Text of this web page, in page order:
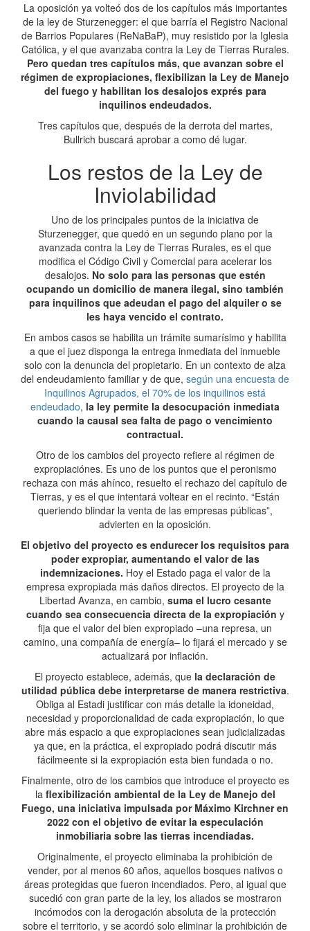
La oposición ya volteó dos de los capítulos más importantes
de la ley de Sturzenegger: el que barría el Registro Nacional
de Barrios Populares (ReNaBaP), muy resistido por la Iglesia
Católica, y el que avanzaba contra la Ley de Tierras Rurales.
Pero quedan tres capítulos más, que avanzan sobre el
régimen de expropiaciones, flexibilizan la Ley de Manejo
del fuego y habilitan los desalojos exprés para
inquilinos endeudados.
Tres capítulos que, después de la derrota del martes,
Bullrich buscará aprobar a como dé lugar.
Los restos de la Ley de
Inviolabilidad
Uno de los principales puntos de la iniciativa de
Sturzenegger, que quedó en un segundo plano por la
avanzada contra la Ley de Tierras Rurales, es el que
modifica el Código Civil y Comercial para acelerar los
desalojos. No solo para las personas que estén
ocupando un domicilio de manera ilegal, sino también
para inquilinos que adeudan el pago del alquiler o se
les haya vencido el contrato.
En ambos casos se habilita un trámite sumarísimo y habilita
a que el juez disponga la entrega inmediata del inmueble
solo con la denuncia del propietario. En un contexto de alza
del endeudamiento familiar y de que, según una encuesta de
Inquilinos Agrupados, el 70% de los inquilinos está
endeudado, la ley permite la desocupación inmediata
cuando la causal sea falta de pago o vencimiento
contractual.
Otro de los cambios del proyecto refiere al régimen de
expropiaciónes. Es uno de los puntos que el peronismo
rechaza con más ahínco, resuelto el rechazo del capítulo de
Tierras, y es el que intentará voltear en el recinto. “Están
queriendo blindar la venta de las empresas públicas”,
advierten en la oposición.
El objetivo del proyecto es endurecer los requisitos para
poder expropiar, aumentando el valor de las
indemnizaciones. Hoy el Estado paga el valor de la
empresa expropiada más daños directos. El proyecto de la
Libertad Avanza, en cambio, suma el lucro cesante
cuando sea consecuencia directa de la expropiación y
fija que el valor del bien expropiado –una represa, un
camino, una compañía de energía– lo fijará el mercado y se
actualizará por inflación.
El proyecto establece, además, que la declaración de
utilidad pública debe interpretarse de manera restrictiva.
Obliga al Estadi justificar con más detalle la idoneidad,
necesidad y proporcionalidad de cada expropiación, lo que
abre más espacio a que expropiaciones sean judicializadas
ya que, en la práctica, el expropiado podrá discutir más
fácilmeente si la expropiación esta bien fundada o no.
Finalmente, otro de los cambios que introduce el proyecto es
la flexibilización ambiental de la Ley de Manejo del
Fuego, una iniciativa impulsada por Máximo Kirchner en
2022 con el objetivo de evitar la especulación
inmobiliaria sobre las tierras incendiadas.
Originalmente, el proyecto eliminaba la prohibición de
vender, por al menos 60 años, aquellos bosques nativos o
áreas protegidas que fueron incendiados. Pero, al igual que
sucedió con gran parte de la ley, los aliados se mostraron
incómodos con la derogación absoluta de la protección
sobre el territorio, y se acordó solo eliminar la prohibición de